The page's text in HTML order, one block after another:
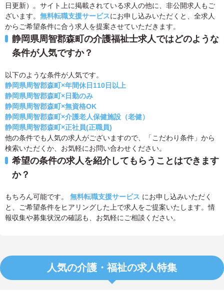
日更新）。サイト上に掲載されている求人の他に、非公開求人もご
ざいます。 無料転職支援サービスにお申し込みいただくと、全求人
からご希望条件に合う求人を提案させていただきます。
静岡県周智郡森町の介護福祉士求人ではどのような
条件が人気ですか？
以下のような条件が人気です。
静岡県周智郡森町×年間休日110日以上
静岡県周智郡森町×日勤のみ
静岡県周智郡森町×無資格OK
静岡県周智郡森町×介護老人保健施設（老健）
静岡県周智郡森町×正社員(正職員)
他の条件でも人気の求人がございますので、「こだわり条件」から
検索いただくか、お気軽にお問い合わせください。
希望の条件の求人を紹介してもらうことはできます
か？
もちろん可能です。 無料転職支援サービス にお申し込みいただく
と、ご希望条件をヒアリングした上で求人をご提案いたします。情
報収集や募集状況の確認も、お気軽にご相談ください。
人気の介護・福祉の求人特集